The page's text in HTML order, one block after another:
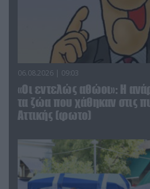
06.08.2026 | 09:03
«Οι εντελώς αθώοι»: Η
τα ζώα που χάθηκαν στις
Αττικής (φωτο)